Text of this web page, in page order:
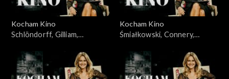
Kocham Kino
Schlöndorff, Gilliam,
Kocham Kino
Śmiałkowski, Connery,